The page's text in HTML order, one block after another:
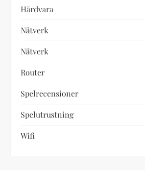
Hårdvara
Nätverk
Nätverk
Router
Spelrecensioner
Spelutrustning
Wifi